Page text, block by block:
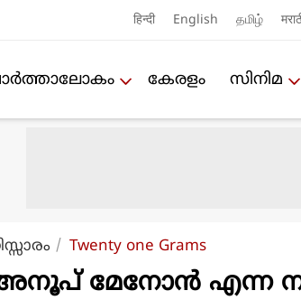
हिन्दी English தமிழ்
കേരളം സിനിമ
Twenty one Grams
മേനോന്‍ എന്ന